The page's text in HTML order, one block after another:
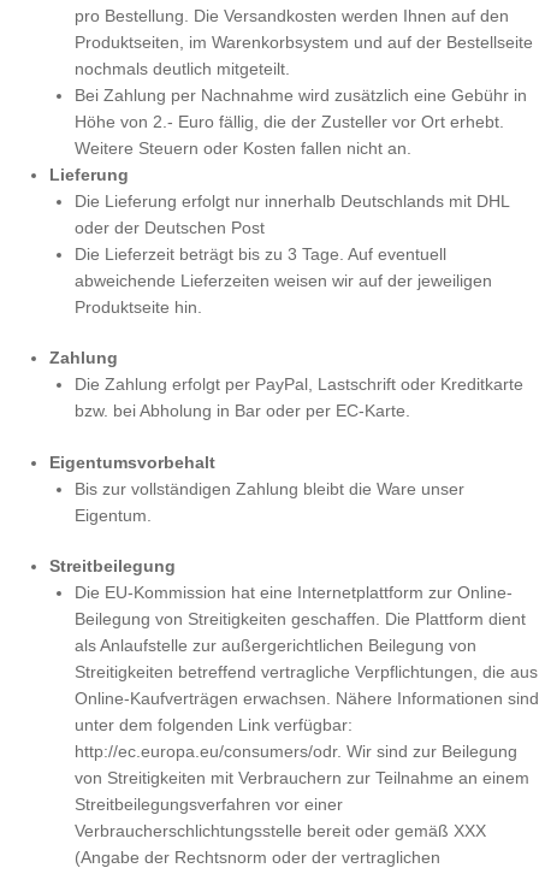
pro Bestellung. Die Versandkosten werden Ihnen auf den
Produktseiten, im Warenkorbsystem und auf der Bestellseite
nochmals deutlich mitgeteilt.
Bei Zahlung per Nachnahme wird zusätzlich eine Gebühr in
Höhe von 2.- Euro fällig, die der Zusteller vor Ort erhebt.
Weitere Steuern oder Kosten fallen nicht an.
Lieferung
Die Lieferung erfolgt nur innerhalb Deutschlands mit DHL
oder der Deutschen Post
Die Lieferzeit beträgt bis zu 3 Tage. Auf eventuell
abweichende Lieferzeiten weisen wir auf der jeweiligen
Produktseite hin.
Zahlung
Die Zahlung erfolgt per PayPal, Lastschrift oder Kreditkarte
bzw. bei Abholung in Bar oder per EC-Karte.
Eigentumsvorbehalt
Bis zur vollständigen Zahlung bleibt die Ware unser
Eigentum.
Streitbeilegung
Die EU-Kommission hat eine Internetplattform zur Online-
Beilegung von Streitigkeiten geschaffen. Die Plattform dient
als Anlaufstelle zur außergerichtlichen Beilegung von
Streitigkeiten betreffend vertragliche Verpflichtungen, die aus
Online-Kaufverträgen erwachsen. Nähere Informationen sind
unter dem folgenden Link verfügbar:
http://ec.europa.eu/consumers/odr. Wir sind zur Beilegung
von Streitigkeiten mit Verbrauchern zur Teilnahme an einem
Streitbeilegungsverfahren vor einer
Verbraucherschlichtungsstelle bereit oder gemäß XXX
(Angabe der Rechtsnorm oder der vertraglichen